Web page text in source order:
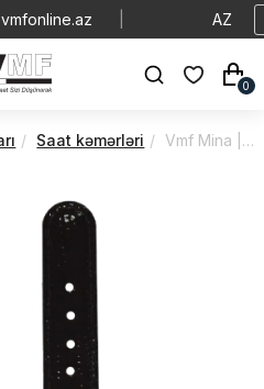
AZ
0
Saat kəmərləri Vmf Mina | Di̇amonds(Kəmər) | VMKNERO-1